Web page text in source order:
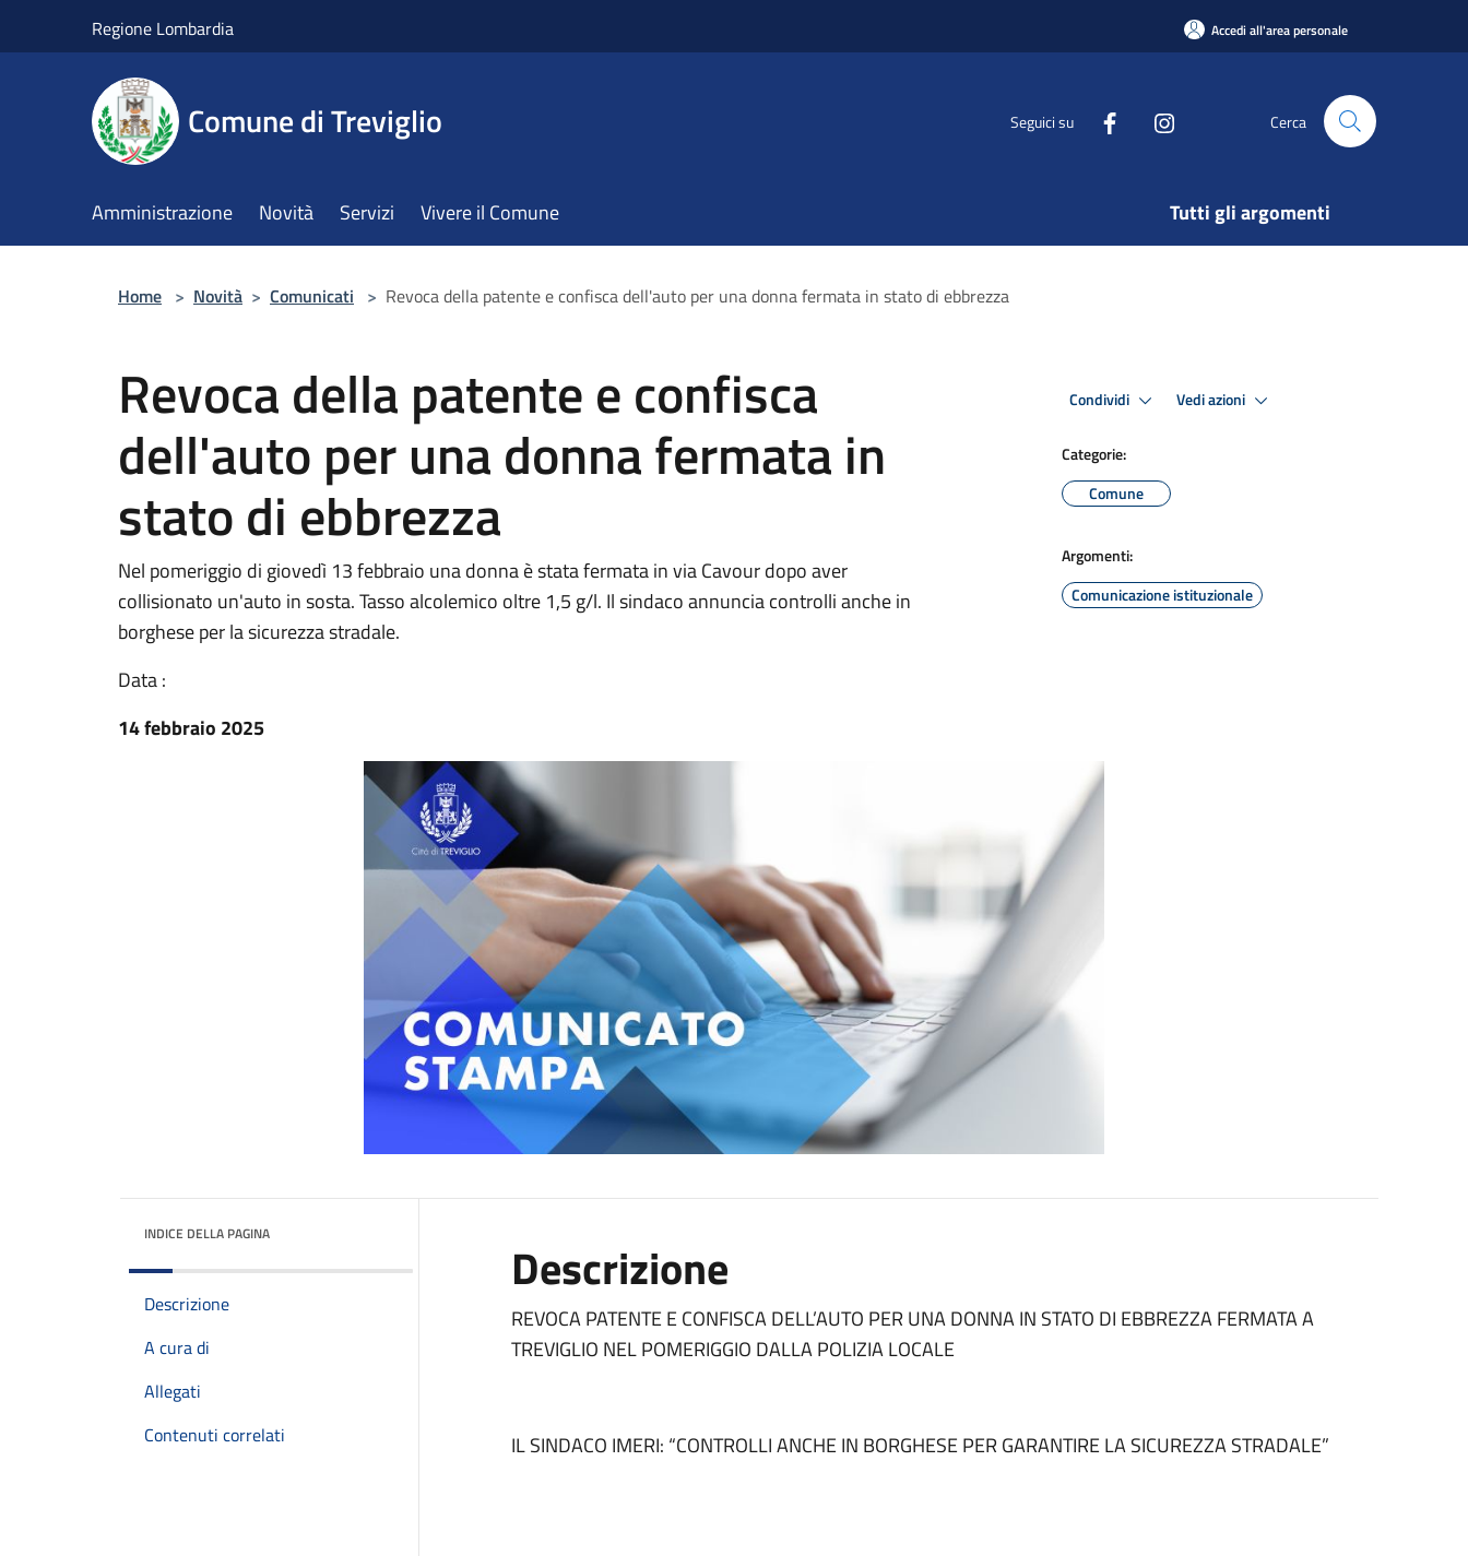
Regione Lombardia Accedi all'area personale
Comune di Treviglio Seguici su Cerca
Amministrazione Novità Servizi Vivere il Comune Tutti gli argomenti
Home > Novità > Comunicati > Revoca della patente e confisca dell'auto per una donna fermata in stato di ebbrezza
Revoca della patente e confisca
dell'auto per una donna fermata in
stato di ebbrezza
Nel pomeriggio di giovedì 13 febbraio una donna è stata fermata in via Cavour dopo aver
collisionato un'auto in sosta. Tasso alcolemico oltre 1,5 g/l. Il sindaco annuncia controlli anche in
borghese per la sicurezza stradale.
Data :
14 febbraio 2025
Condividi Vedi azioni
Categorie:
Comune
Argomenti:
Comunicazione istituzionale
INDICE DELLA PAGINA
Descrizione
A cura di
Allegati
Contenuti correlati
Descrizione
REVOCA PATENTE E CONFISCA DELL’AUTO PER UNA DONNA IN STATO DI EBBREZZA FERMATA A
TREVIGLIO NEL POMERIGGIO DALLA POLIZIA LOCALE
IL SINDACO IMERI: “CONTROLLI ANCHE IN BORGHESE PER GARANTIRE LA SICUREZZA STRADALE”